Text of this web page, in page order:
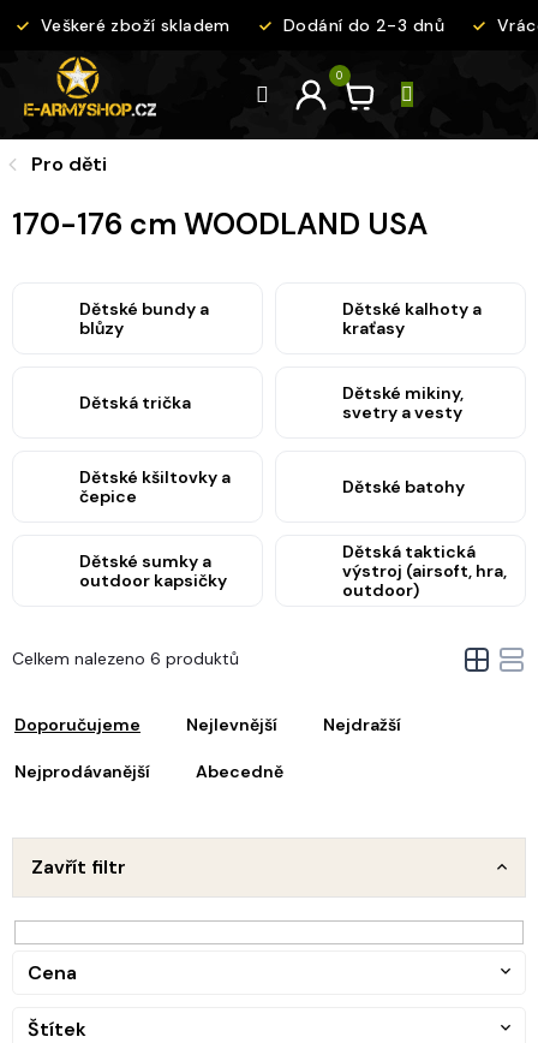
na
Veškeré zboží skladem Dodání do 2-3 dnů
Pro děti
170-176 cm WOODLAND USA
Dětské bundy a
blůzy
Dětské kalhoty a
kraťasy
Dětská trička
Dětské mikiny,
svetry a vesty
Dětské kšiltovky a
čepice
Dětské batohy
Dětské sumky a
outdoor kapsičky
Dětská taktická
výstroj (airsoft, hra,
outdoor)
Doporučujeme Nejlevnější Nejdražší
Nejprodávanější Abecedně
Celkem nalezeno 6 produktů
Zavřít filtr
Cena
Štítek
V
ý
i
p
o
t